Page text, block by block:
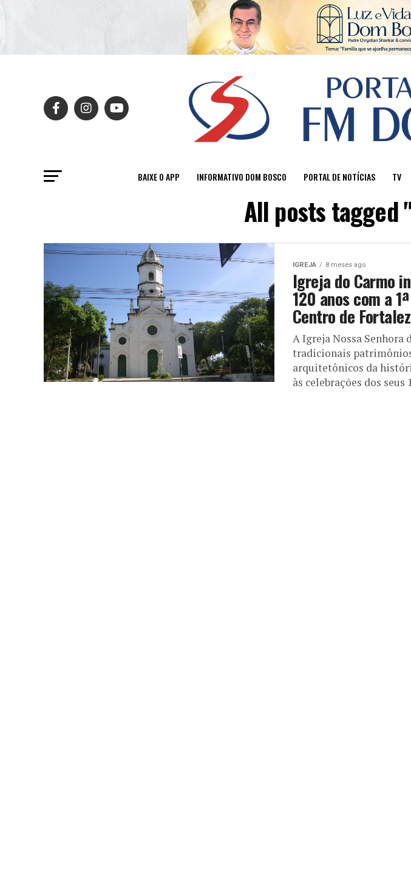
BAIXE O APP INFORMATIVO DOM BOSCO PORTAL DE NOTÍCIAS TV
All posts tagged
IGREJA 8 meses ago
Igreja do Carmo
120 anos com a
Centro de
A Igreja Nossa Senhora
tradicionais
arquitetônicos da
às celebrações dos seus